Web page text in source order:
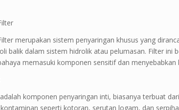
merupakan sistem penyaringan khusus yang
balik dalam sistem hidrolik atau pelumasan. Filter ini
memasuki komponen sensitif dan menyebabkan
komponen penyaringan inti, biasanya terbuat
seperti kotoran, serutan logam, dan